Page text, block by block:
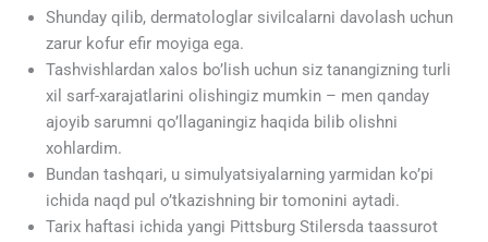
Shunday qilib, dermatologlar sivilcalarni davolash uchun
zarur kofur efir moyiga ega.
Tashvishlardan xalos bo’lish uchun siz tanangizning turli
xil sarf-xarajatlarini olishingiz mumkin – men qanday
ajoyib sarumni qo’llaganingiz haqida bilib olishni
xohlardim.
Bundan tashqari, u simulyatsiyalarning yarmidan ko’pi
ichida naqd pul o’tkazishning bir tomonini aytadi.
Tarix haftasi ichida yangi Pittsburg Stilersda taassurot